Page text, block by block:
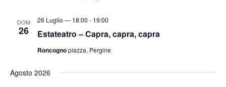
DOM
26 Estateatro – Capra, capra, capra
26 Luglio — 18:00 - 19:00
Roncognopiazza, Pergine
Agosto 2026